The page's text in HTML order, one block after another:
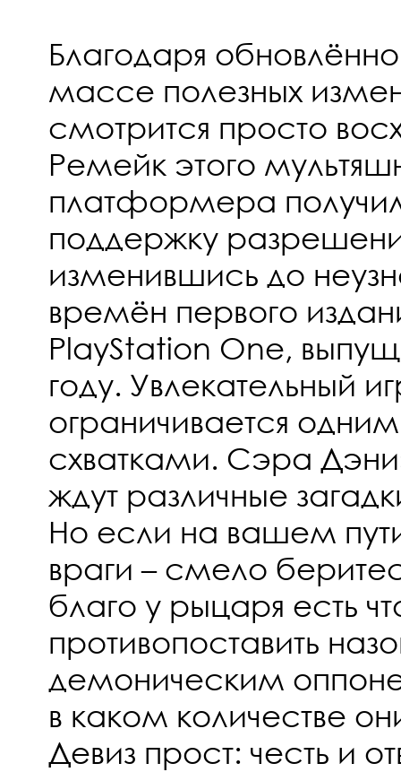
Благодаря
массе полезных
смотрится просто
Ремейк этого
платформера
поддержку
изменившись до
времён первого
PlayStation One,
году. Увлекательный
ограничивается
схватками. Сэра
ждут различные
Но если на вашем
враги – смело
благо у рыцаря есть
противопоставить
демоническим
в каком количестве
Девиз прост: честь и